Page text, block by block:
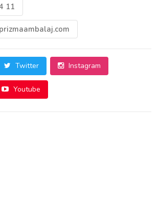
11
Twitter Instagram
Youtube